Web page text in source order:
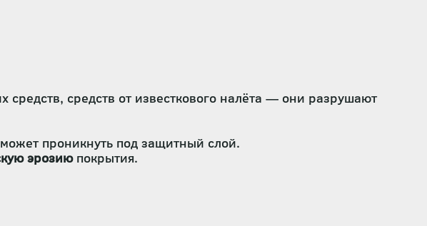
средств от известкового налёта — они разрушают
проникнуть под защитный слой.
эрозиюпокрытия.